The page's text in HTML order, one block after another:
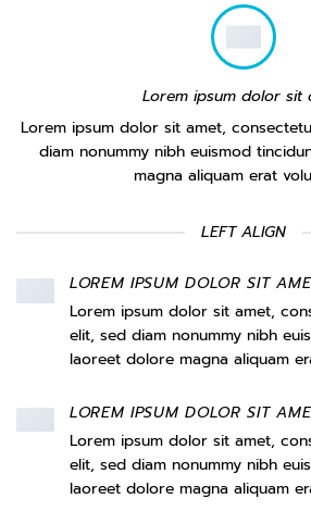
Lorem ipsum dolor sit
Lorem ipsum dolor sit amet,
diam nonummy nibh euismod
magna aliquam erat
LEFT ALIGN
LOREM IPSUM DOLOR SIT
Lorem ipsum dolor sit amet,
elit, sed diam nonummy nibh
laoreet dolore magna aliquam
LOREM IPSUM DOLOR SIT
Lorem ipsum dolor sit amet,
elit, sed diam nonummy nibh
laoreet dolore magna aliquam